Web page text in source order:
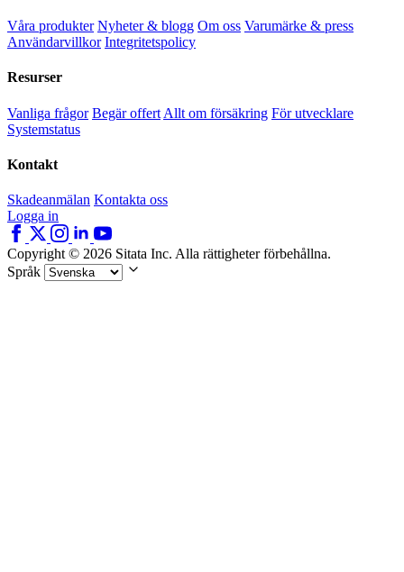
Våra produkter Nyheter & blogg Om oss Varumärke & press
Användarvillkor Integritetspolicy
Resurser
Vanliga frågor Begär offert Allt om försäkring För utvecklare
Systemstatus
Kontakt
Skadeanmälan Kontakta oss
Logga in
Copyright © 2026 Sitata Inc. Alla rättigheter förbehållna.
Språk